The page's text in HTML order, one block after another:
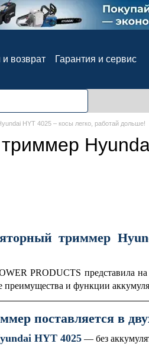
возврат
Гарантия и сервис
HYT 4025 – косы легко, работай дольше!
триммер
PRODUCTS представила
преимущества и функции
поставляется в
HYT 4025 — без